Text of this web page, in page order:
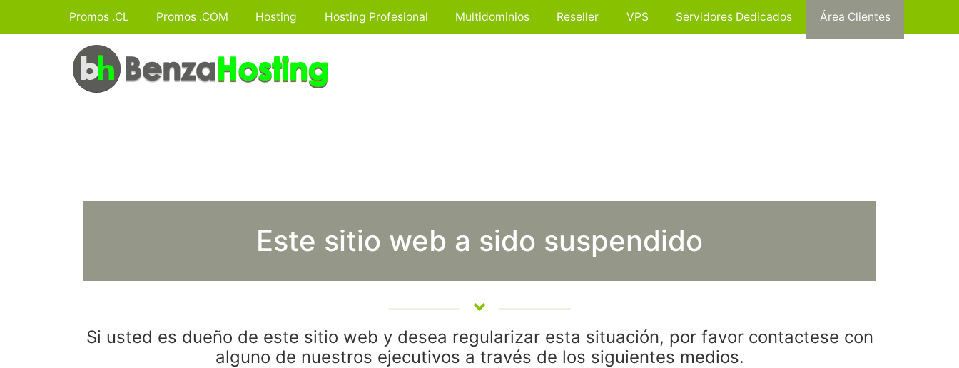
Promos .CL Promos .COM Hosting Hosting Profesional Multidominios Reseller VPS Servidores Dedicados Área Clientes
Este sitio web a sido suspendido
Si usted es dueño de este sitio web y desea regularizar esta situación, por favor contactese con
alguno de nuestros ejecutivos a través de los siguientes medios.